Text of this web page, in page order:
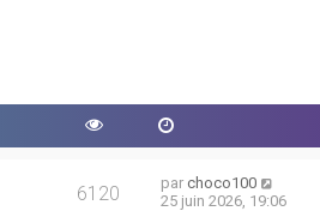
6120
par choco100
25 juin 2026, 19:06